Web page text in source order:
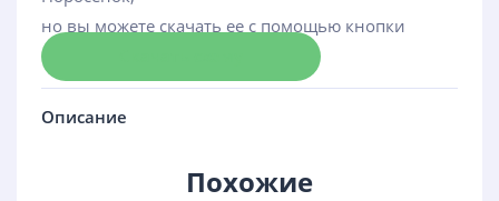
но вы можете скачать ее с помощью кнопки
Описание
Похожие